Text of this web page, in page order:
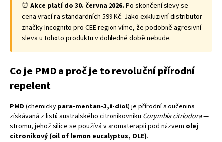
⏰ Akce platí do 30. června 2026. Po skončení slevy se
cena vrací na standardních 599 Kč. Jako exkluzivní distributor
značky Incognito pro CEE region víme, že podobně agresivní
sleva u tohoto produktu v dohledné době nebude.
Co je PMD a proč je to revoluční přírodní
repelent
PMD (chemicky para-mentan-3,8-diol) je přírodní sloučenina
získávaná z listů australského citroníkovníku Corymbia citriodora—
stromu, jehož silice se používá v aromaterapii pod názvem olej
citroníkový (oil of lemon eucalyptus, OLE).